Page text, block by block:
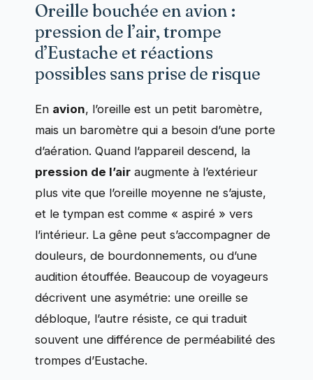
Oreille bouchée en avion :
pression de l’air, trompe
d’Eustache et réactions
possibles sans prise de risque
En avion, l’oreille est un petit baromètre,
mais un baromètre qui a besoin d’une porte
d’aération. Quand l’appareil descend, la
pression de l’air augmente à l’extérieur
plus vite que l’oreille moyenne ne s’ajuste,
et le tympan est comme « aspiré » vers
l’intérieur. La gêne peut s’accompagner de
douleurs, de bourdonnements, ou d’une
audition étouffée. Beaucoup de voyageurs
décrivent une asymétrie: une oreille se
débloque, l’autre résiste, ce qui traduit
souvent une différence de perméabilité des
trompes d’Eustache.